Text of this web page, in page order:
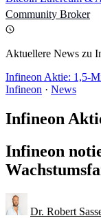
Community Broker
Aktuellere News zu
Infineon Aktie: 1,5-
Infineon · News
Infineon
Infineon
Dr. Robert